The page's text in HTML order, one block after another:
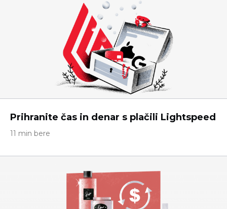
Prihranite čas in denar s plačili Lightspeed
11 min bere